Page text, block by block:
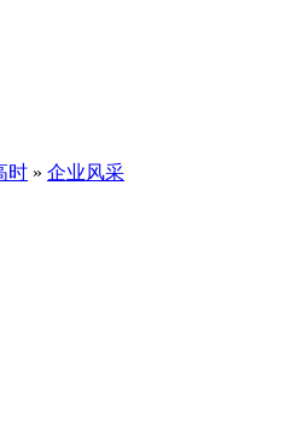
时 » 企业风采